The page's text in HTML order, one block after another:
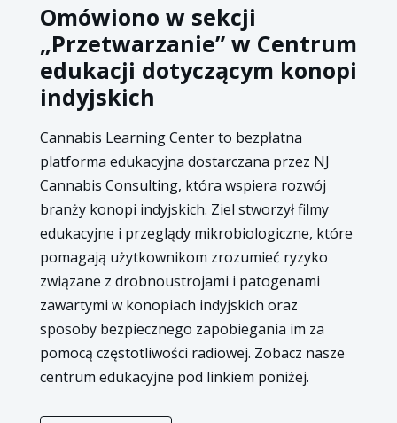
Omówiono w sekcji
„Przetwarzanie” w Centrum
edukacji dotyczącym konopi
indyjskich
Cannabis Learning Center to bezpłatna
platforma edukacyjna dostarczana przez NJ
Cannabis Consulting, która wspiera rozwój
branży konopi indyjskich. Ziel stworzył filmy
edukacyjne i przeglądy mikrobiologiczne, które
pomagają użytkownikom zrozumieć ryzyko
związane z drobnoustrojami i patogenami
zawartymi w konopiach indyjskich oraz
sposoby bezpiecznego zapobiegania im za
pomocą częstotliwości radiowej. Zobacz nasze
centrum edukacyjne pod linkiem poniżej.